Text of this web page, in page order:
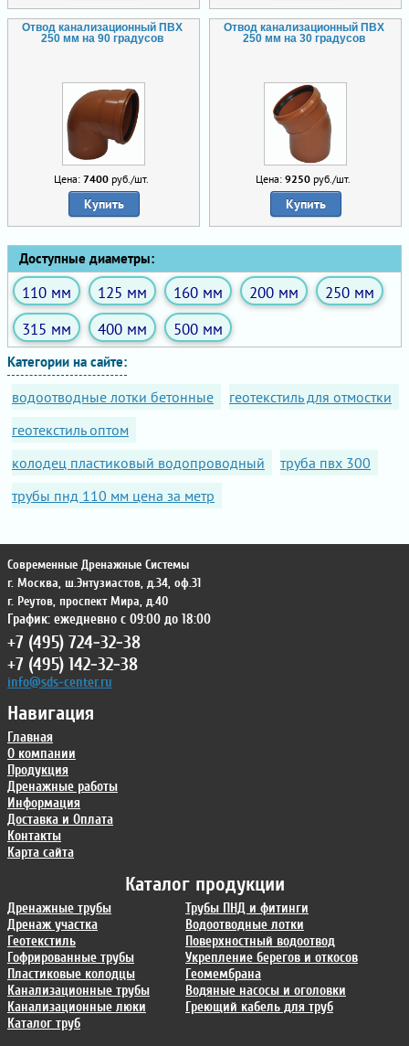
Отвод канализационный ПВХ
250 мм на 90 градусов
Цена: 7400 руб./шт.
Купить
Отвод канализационный ПВХ
250 мм на 30 градусов
Цена: 9250 руб./шт.
Купить
Доступные диаметры:
110 мм 125 мм 160 мм 200 мм
250 мм
315 мм
400 мм 500 мм
Категории на сайте:
водоотводные лотки бетонные
геотекстиль для отмостки
геотекстиль оптом
колодец пластиковый водопроводный
труба пвх 300
трубы пнд 110 мм цена за метр
Каталог продукции
Дренажные трубы
Дренаж участка
Геотекстиль
Гофрированные трубы
Пластиковые колодцы
Канализационные трубы
Канализационные люки
Каталог труб
Трубы ПНД и фитинги
Водоотводные лотки
Поверхностный водоотвод
Укрепление берегов и откосов
Геомембрана
Водяные насосы и оголовки
Греющий кабель для труб
Навигация
Главная
О компании
Продукция
Дренажные работы
Информация
Доставка и Оплата
Контакты
Карта сайта
Современные Дренажные Системы
г. Москва, ш.Энтузиастов, д.34, оф.31
г. Реутов, проспект Мира, д.40
График: ежедневно с 09:00 до 18:00
+7 (495) 724-32-38
+7 (495) 142-32-38
info@sds-center.ru